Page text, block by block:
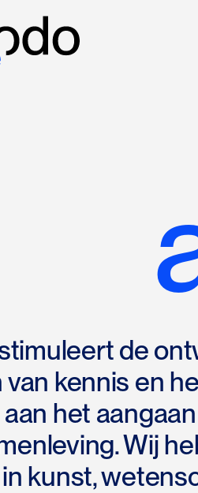
de
kennis en
het
Wij
kunst,